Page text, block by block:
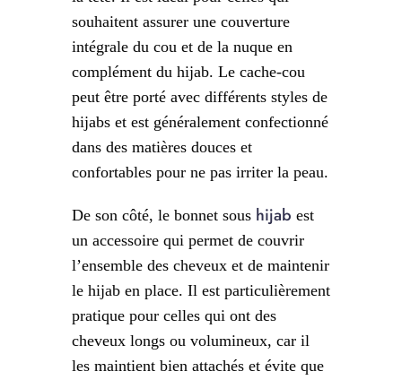
souhaitent assurer une couverture
intégrale du cou et de la nuque en
complément du hijab. Le cache-cou
peut être porté avec différents styles de
hijabs et est généralement confectionné
dans des matières douces et
confortables pour ne pas irriter la peau.
De son côté, le bonnet sous hijab est
un accessoire qui permet de couvrir
l’ensemble des cheveux et de maintenir
le hijab en place. Il est particulièrement
pratique pour celles qui ont des
cheveux longs ou volumineux, car il
les maintient bien attachés et évite que